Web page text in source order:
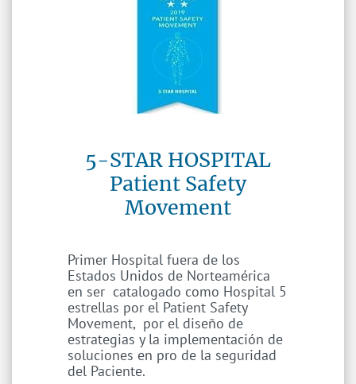
5-STAR HOSPITAL
​Patient Safety
Movement
Primer Hospital fuera de los
Estados Unidos de Norteamérica
en ser catalogado como Hospital 5
estrellas por el Patient Safety
Movement, por el diseño de
estrategias y la implementación de
soluciones en pro de la seguridad
del Paciente.